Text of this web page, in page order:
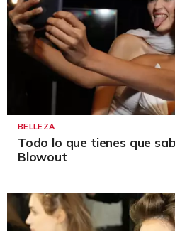
BELLEZA
Todo lo que tienes que
Blowout